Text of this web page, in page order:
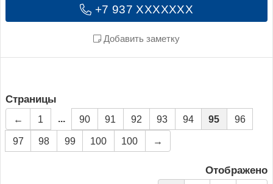
+7 937 XXXXXXX
Добавить заметку
Страницы
← 1 ... 90 91 92 93 94 95 96
97 98 99 100 100 →
Отображено